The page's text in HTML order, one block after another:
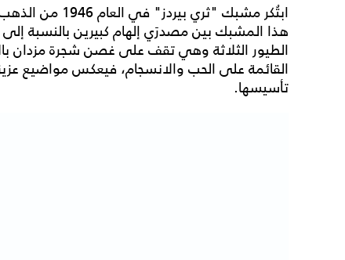
ابتُكر مشبك "ثري
هذا المشبك بين مصدرَي إلهام كبيرين بالنسبة
الطيور الثلاثة وهي تقف على غصن شجرة مزدان
القائمة على الحب والانسجام، فيعكس مواضيع
تأسيسها.